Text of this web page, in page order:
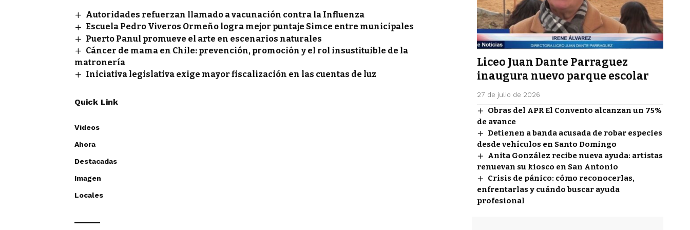
Autoridades refuerzan llamado a vacunación contra la Influenza
Escuela Pedro Viveros Ormeño logra mejor puntaje Simce entre municipales
Puerto Panul promueve el arte en escenarios naturales
Cáncer de mama en Chile: prevención, promoción y el rol insustituible de la
matronería
Iniciativa legislativa exige mayor fiscalización en las cuentas de luz
Quick Link
Videos
Ahora
Destacadas
Imagen
Locales
Liceo Juan Dante Parraguez
inaugura nuevo parque escolar
27 de julio de 2026
Obras del APR El Convento alcanzan un 75%
de avance
Detienen a banda acusada de robar especies
desde vehículos en Santo Domingo
Anita González recibe nueva ayuda: artistas
renuevan su kiosco en San Antonio
Crisis de pánico: cómo reconocerlas,
enfrentarlas y cuándo buscar ayuda
profesional